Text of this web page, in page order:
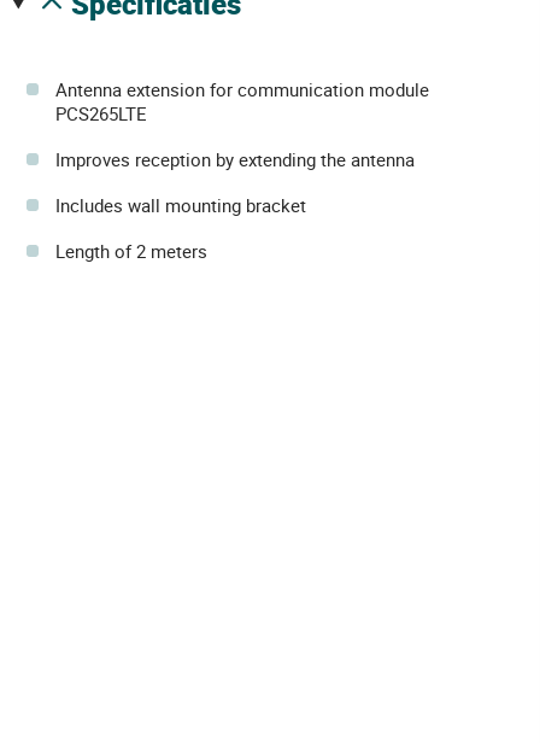
Antenna extension for communication module
PCS265LTE
Improves reception by extending the antenna
Includes wall mounting bracket
Length of 2 meters